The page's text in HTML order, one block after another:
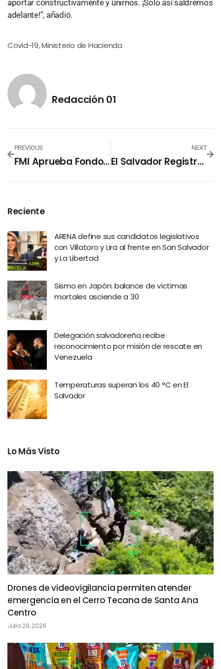
aportar constructivamente y unirnos. ¡Solo así saldremos
adelante!”, añadió.
Covid-19,Ministerio de Hacienda
Redacción 01
PREVIOUS
FMI Aprueba Fondos Para Que Gobierno Enfrente Crisis Del Coronavirus
NEXT
El Salvador Registra 30 Personas Recuperadas Por Covid-19
Reciente
ARENA define sus candidatos legislativos
con Villatoro y Lira al frente en San Salvador
y La Libertad
Sismo en Japón: balance de víctimas
mortales asciende a 30
Delegación salvadoreña recibe
reconocimiento por misión de rescate en
Venezuela
Temperaturas superan los 40 °C en El
Salvador
Lo Más Visto
Drones de videovigilancia permiten atender
emergencia en el Cerro Tecana de Santa Ana
Centro
Julio 29, 2026